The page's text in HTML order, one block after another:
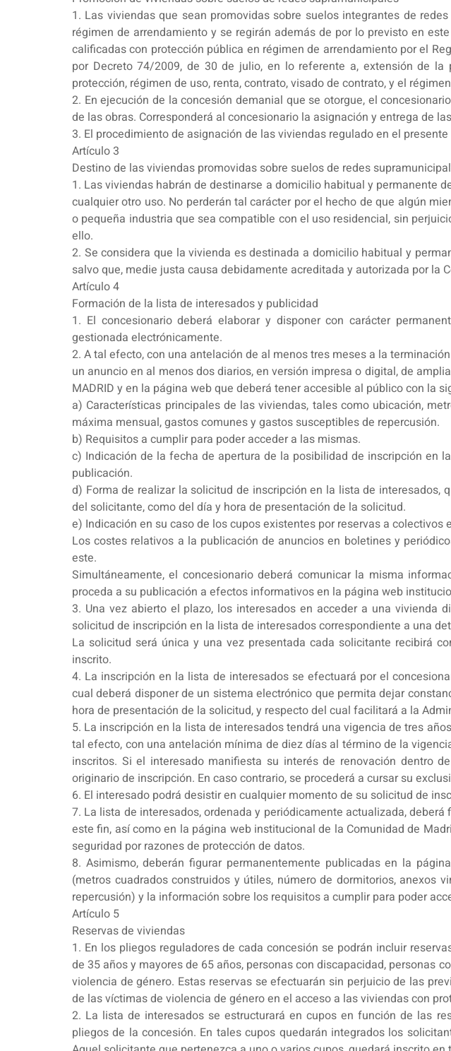
1. Las viviendas que sean promovidas sobre suelos integrantes de
régimen de arrendamiento y se regirán además de por lo previsto en
calificadas con protección pública en régimen de arrendamiento por el
por Decreto 74/2009, de 30 de julio, en lo referente a, extensión de
protección, régimen de uso, renta, contrato, visado de contrato, y el
2. En ejecución de la concesión demanial que se otorgue, el
de las obras. Corresponderá al concesionario la asignación y entrega de
3. El procedimiento de asignación de las viviendas regulado en el
Artículo 3
Destino de las viviendas promovidas sobre suelos de redes
1. Las viviendas habrán de destinarse a domicilio habitual y permanente
cualquier otro uso. No perderán tal carácter por el hecho de que algún
o pequeña industria que sea compatible con el uso residencial, sin
ello.
2. Se considera que la vivienda es destinada a domicilio habitual y
salvo que, medie justa causa debidamente acreditada y autorizada por la
Artículo 4
Formación de la lista de interesados y publicidad
1. El concesionario deberá elaborar y disponer con carácter
gestionada electrónicamente.
2. A tal efecto, con una antelación de al menos tres meses a la
un anuncio en al menos dos diarios, en versión impresa o digital, de
MADRID y en la página web que deberá tener accesible al público con la
a) Características principales de las viviendas, tales como ubicación,
máxima mensual, gastos comunes y gastos susceptibles de repercusión.
b) Requisitos a cumplir para poder acceder a las mismas.
c) Indicación de la fecha de apertura de la posibilidad de inscripción en
publicación.
d) Forma de realizar la solicitud de inscripción en la lista de
del solicitante, como del día y hora de presentación de la solicitud.
e) Indicación en su caso de los cupos existentes por reservas a colectivos
Los costes relativos a la publicación de anuncios en boletines y
este.
Simultáneamente, el concesionario deberá comunicar la misma
proceda a su publicación a efectos informativos en la página web
3. Una vez abierto el plazo, los interesados en acceder a una vivienda
solicitud de inscripción en la lista de interesados correspondiente a una
La solicitud será única y una vez presentada cada solicitante recibirá
inscrito.
4. La inscripción en la lista de interesados se efectuará por el
cual deberá disponer de un sistema electrónico que permita dejar
hora de presentación de la solicitud, y respecto del cual facilitará a la
5. La inscripción en la lista de interesados tendrá una vigencia de tres
tal efecto, con una antelación mínima de diez días al término de la
inscritos. Si el interesado manifiesta su interés de renovación dentro
originario de inscripción. En caso contrario, se procederá a cursar su
6. El interesado podrá desistir en cualquier momento de su solicitud de
7. La lista de interesados, ordenada y periódicamente actualizada,
este fin, así como en la página web institucional de la Comunidad de
seguridad por razones de protección de datos.
8. Asimismo, deberán figurar permanentemente publicadas en la
(metros cuadrados construidos y útiles, número de dormitorios, anexos
repercusión) y la información sobre los requisitos a cumplir para poder
Artículo 5
Reservas de viviendas
1. En los pliegos reguladores de cada concesión se podrán incluir
de 35 años y mayores de 65 años, personas con discapacidad, personas
violencia de género. Estas reservas se efectuarán sin perjuicio de las
de las víctimas de violencia de género en el acceso a las viviendas con
2. La lista de interesados se estructurará en cupos en función de las
pliegos de la concesión. En tales cupos quedarán integrados los